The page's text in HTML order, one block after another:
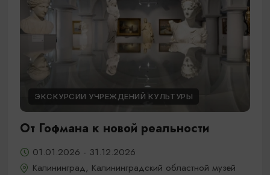
ЭКСКУРСИИ УЧРЕЖДЕНИЙ КУЛЬТУРЫ
От Гофмана к новой реальности
01.01.2026 - 31.12.2026
Калининград, Калининградский областной музей